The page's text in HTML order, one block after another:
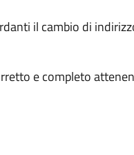
il cambio di
e completo